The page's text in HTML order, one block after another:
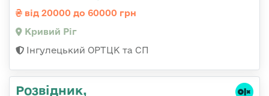
від 20000 до 60000 грн
Кривий Ріг
Інгулецький ОРТЦК та СП
Розвідник,